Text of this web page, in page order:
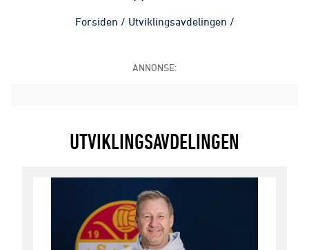
Forsiden / Utviklingsavdelingen /
ANNONSE:
UTVIKLINGSAVDELINGEN